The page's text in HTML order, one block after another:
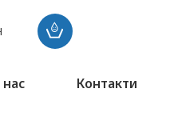
Контакти